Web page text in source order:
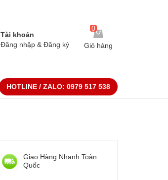
0
Giỏ hàng
Tài khoản
Đăng nhập & Đăng ký
HOTLINE / ZALO: 0979 517 538
Giao Hàng Nhanh Toàn
Quốc